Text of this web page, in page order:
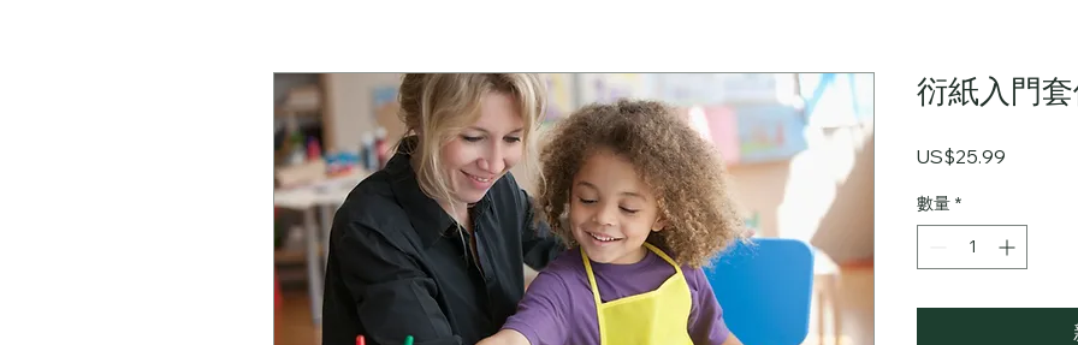
衍紙入門
US$25.99
數量 *